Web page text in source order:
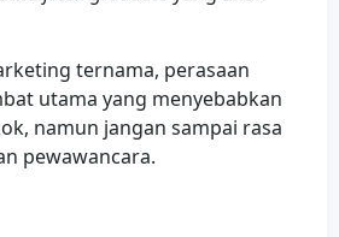
ternama, perasaan
utama yang menyebabkan
namun jangan sampai rasa
pewawancara.